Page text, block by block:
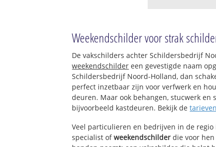
Scharwoude
Grosthuizen
Weekendschilder voor strak
De vakschilders achter Schildersbedrijf
weekendschilder een gevestigde naam
Schildersbedrijf Noord-Holland, dan
perfect inzetbaar zijn voor verfwerk en
deuren. Maar ook behangen, stucwerk en
bijvoorbeeld kastdeuren. Bekijk detarieven
Veel particulieren en bedrijven in de regio
specialist ofweekendschilder die voor